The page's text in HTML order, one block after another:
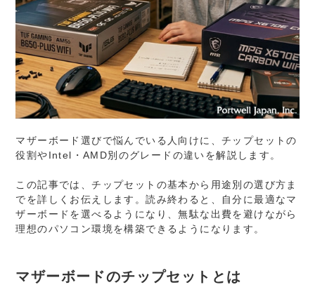
マザーボード選びで悩んでいる人向けに、チップセットの
役割やIntel・AMD別のグレードの違いを解説します。
この記事では、チップセットの基本から用途別の選び方ま
でを詳しくお伝えします。読み終わると、自分に最適なマ
ザーボードを選べるようになり、無駄な出費を避けながら
理想のパソコン環境を構築できるようになります。
マザーボードのチップセットとは